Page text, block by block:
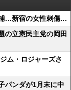
捕…新宿の女性刺傷…
の立憲民主党の岡田
ム・ロジャーズさ
パンダが1月末に中